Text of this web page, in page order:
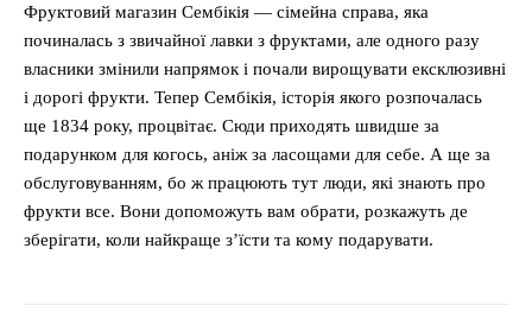
Фруктовий магазин Сембікія — сімейна справа, яка
починалась з звичайної лавки з фруктами, але одного разу
власники змінили напрямок і почали вирощувати ексклюзивні
і дорогі фрукти. Тепер Сембікія, історія якого розпочалась
ще 1834 року, процвітає. Сюди приходять швидше за
подарунком для когось, аніж за ласощами для себе. А ще за
обслуговуванням, бо ж працюють тут люди, які знають про
фрукти все. Вони допоможуть вам обрати, розкажуть де
зберігати, коли найкраще з’їсти та кому подарувати.